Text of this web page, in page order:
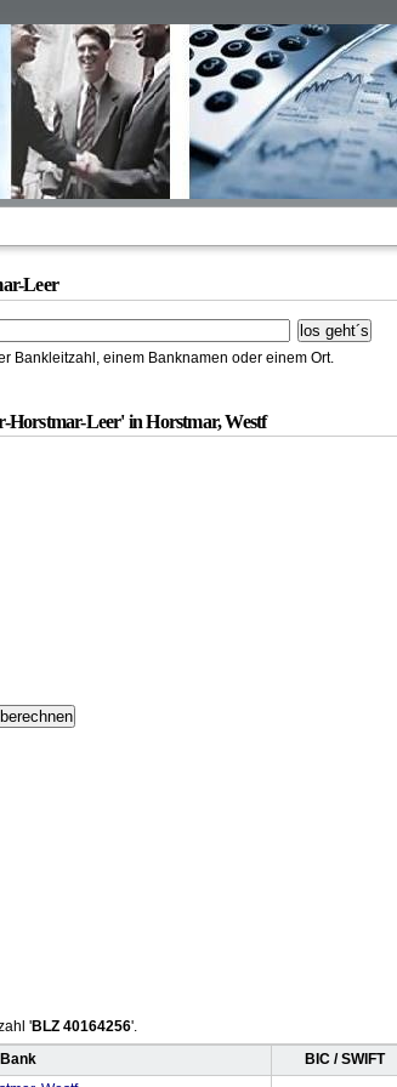
Leer
Bankleitzahl, einem Banknamen oder einem Ort.
Leer' in Horstmar, Westf
'BLZ 40164256'.
BIC / SWIFT